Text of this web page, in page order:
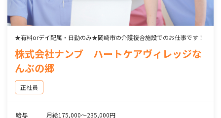
★有料orデイ配属・日勤のみ★岡崎市の介護複合施設でのお仕事です！
株式会社ナンブ ハートケアヴィレッジな
んぶの郷
正社員
給与 月給175,000～235,000円